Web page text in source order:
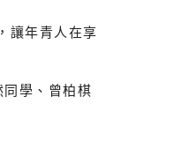
讓年青人在享
學、曾柏棋